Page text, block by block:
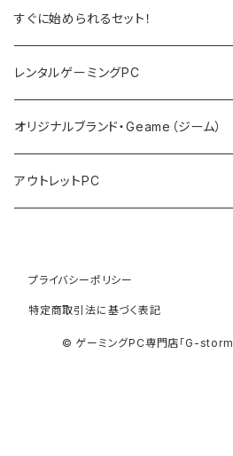
デスクトップPC
PCサーバー
モニター
キーボード
マウス
プロジェクタ
すぐに始められるセット！
レンタルゲーミングPC
オリジナルブランド・Geame（ジーム）
アウトレットPC
プライバシーポリシー
特定商取引法に基づく表記
© ゲーミングPC専門店「G-